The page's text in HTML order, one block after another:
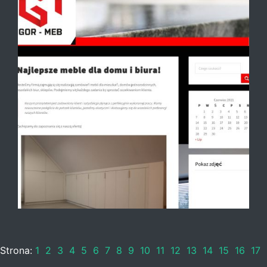
Strona: 1 2 3 4 5 6 7 8 9 10 11 12 13 14 15 16 17